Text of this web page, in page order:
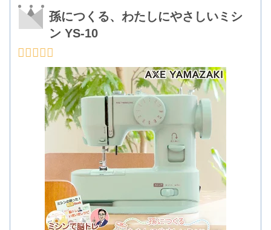
孫につくる、わたしにやさしいミシ
ン YS-10